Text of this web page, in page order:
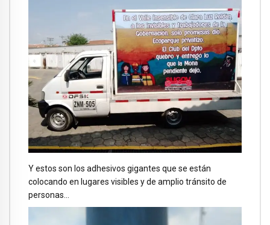
Y estos son los adhesivos gigantes que se están
colocando en lugares visibles y de amplio tránsito de
personas…